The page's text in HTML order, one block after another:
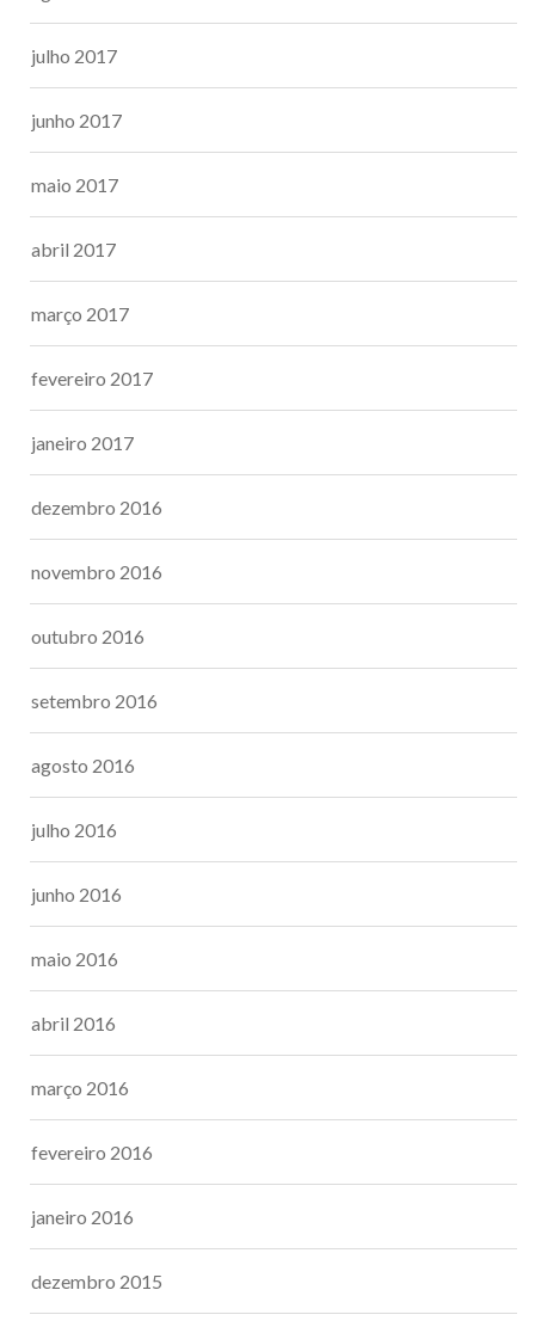
julho 2017
junho 2017
maio 2017
abril 2017
março 2017
fevereiro 2017
janeiro 2017
dezembro 2016
novembro 2016
outubro 2016
setembro 2016
agosto 2016
julho 2016
junho 2016
maio 2016
abril 2016
março 2016
fevereiro 2016
janeiro 2016
dezembro 2015